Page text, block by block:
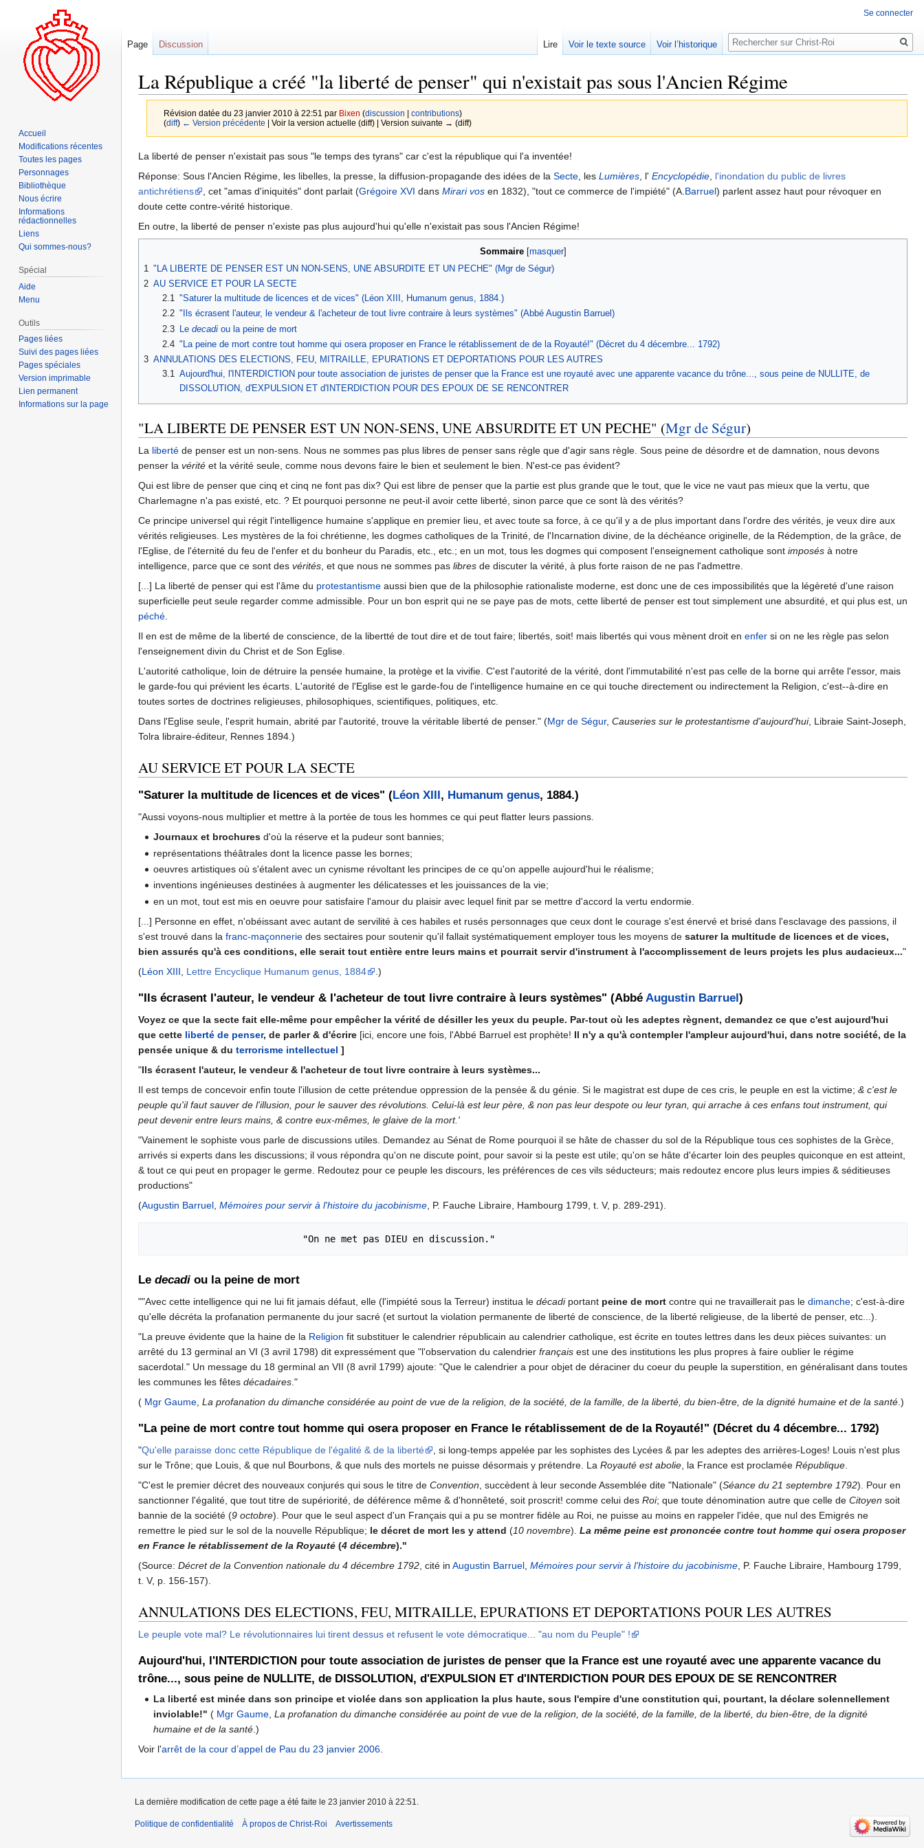
La République a créé "la liberté de penser" qui n'existait pas sous l'Ancien Régime
Révision datée du 23 janvier 2010 à 22:51 par Bixen (discussion contributions)
(diff) ← Version précédente | Voir la version actuelle (diff) | Version suivante → (diff)
Aller
à
navigation
Aller
à
recherche
La liberté de penser n'existait pas sous "le temps des tyrans" car c'est la république qui l'a inventée!
Réponse: Sous l'Ancien Régime, les libelles, la presse, la diffusion-propagande des idées de la Secte , les Lumières , l' Encyclopédie l'inondation du public de livres
antichrétiens
, cet "amas d'iniquités" dont parlait (Grégoire XVI dans Mirari vos en 1832), "tout ce commerce de l'impiété" (A. Barruel) parlent assez haut pour révoquer en
doute cette contre-vérité historique.
En outre, la liberté de penser n'existe pas plus aujourd'hui qu'elle n'existait pas sous l'Ancien Régime!
Sommaire
1 "LA LIBERTE DE PENSER EST UN NON-SENS, UNE ABSURDITE ET UN PECHE" (Mgr de Ségur)
2 AU SERVICE ET POUR LA SECTE
2.1
"Saturer la multitude de licences et de vices" (Léon XIII, Humanum genus, 1884.)
2.2 "Ils écrasent l'auteur, le vendeur & l'acheteur de tout livre contraire à leurs systèmes" (Abbé Augustin Barruel)
2.3 Le decadiou la peine de mort
2.4 "La peine de mort contre tout homme qui osera proposer en France le rétablissement de de la Royauté!" (Décret du 4 décembre... 1792)
3 ANNULATIONS DES ELECTIONS, FEU, MITRAILLE, EPURATIONS ET DEPORTATIONS POUR LES AUTRES
3.1 Aujourd'hui, l'INTERDICTION pour toute association de juristes de penser que la France est une royauté avec une apparente vacance du trône..., sous peine de NULLITE, de
DISSOLUTION, d'EXPULSION ET d'INTERDICTION POUR DES EPOUX DE SE RENCONTRER
"LA LIBERTE DE PENSER EST UN NON-SENS, UNE ABSURDITE ET UN PECHE" (Mgr de Ségur)
La liberté de penser est un non-sens. Nous ne sommes pas plus libres de penser sans règle que d'agir sans règle. Sous peine de désordre et de damnation, nous devons
penser la vérité et la vérité seule, comme nous devons faire le bien et seulement le bien. N'est-ce pas évident?
Qui est libre de penser que cinq et cinq ne font pas dix? Qui est libre de penser que la partie est plus grande que le tout, que le vice ne vaut pas mieux que la vertu, que
Charlemagne n'a pas existé, etc. ? Et pourquoi personne ne peut-il avoir cette liberté, sinon parce que ce sont là des vérités?
Ce principe universel qui régit l'intelligence humaine s'applique en premier lieu, et avec toute sa force, à ce qu'il y a de plus important dans l'ordre des vérités, je veux dire aux
vérités religieuses. Les mystères de la foi chrétienne, les dogmes catholiques de la Trinité, de l'Incarnation divine, de la déchéance originelle, de la Rédemption, de la grâce, de
l'Eglise, de l'éternité du feu de l'enfer et du bonheur du Paradis, etc., etc.; en un mot, tous les dogmes qui composent l'enseignement catholique sont imposés à notre
intelligence, parce que ce sont des vérités , et que nous ne sommes pas libres de discuter la vérité, à plus forte raison de ne pas l'admettre.
[...] La liberté de penser qui est l'âme du protestantisme aussi bien que de la philosophie rationaliste moderne, est donc une de ces impossibilités que la légèreté d'une raison
superficielle peut seule regarder comme admissible. Pour un bon esprit qui ne se paye pas de mots, cette liberté de penser est tout simplement une absurdité, et qui plus est, un
péché
Il en est de même de la liberté de conscience, de la libertté de tout dire et de tout faire; libertés, soit! mais libertés qui vous mènent droit en enfer si on ne les règle pas selon
l'enseignement divin du Christ et de Son Eglise.
L'autorité catholique, loin de détruire la pensée humaine, la protège et la vivifie. C'est l'autorité de la vérité, dont l'immutabilité n'est pas celle de la borne qui arrête l'essor, mais
le garde-fou qui prévient les écarts. L'autorité de l'Eglise est le garde-fou de l'intelligence humaine en ce qui touche directement ou indirectement la Religion, c'est--à-dire en
toutes sortes de doctrines religieuses, philosophiques, scientifiques, politiques, etc.
Dans l'Eglise seule, l'esprit humain, abrité par l'autorité, trouve la véritable liberté de penser." (Mgr de Ségur, Causeries sur le protestantisme d'aujourd'hui, Libraie Saint-Joseph,
Tolra libraire-éditeur, Rennes 1894.)
AU SERVICE ET POUR LA SECTE
"Saturer la multitude de licences et de vices" (Léon XIII , Humanum genus, 1884.)
"Aussi voyons-nous multiplier et mettre à la portée de tous les hommes ce qui peut flatter leurs passions.
Journaux et brochures d'où la réserve et la pudeur sont bannies;
représentations théâtrales dont la licence passe les bornes;
oeuvres artistiques où s'étalent avec un cynisme révoltant les principes de ce qu'on appelle aujourd'hui le réalisme;
inventions ingénieuses destinées à augmenter les délicatesses et les jouissances de la vie;
en un mot, tout est mis en oeuvre pour satisfaire l'amour du plaisir avec lequel finit par se mettre d'accord la vertu endormie.
[...] Personne en effet, n'obéissant avec autant de servilité à ces habiles et rusés personnages que ceux dont le courage s'est énervé et brisé dans l'esclavage des passions, il
s'est trouvé dans la franc-maçonnerie des sectaires pour soutenir qu'il fallait systématiquement employer tous les moyens de saturer la multitude de licences et de vices,
bien assurés qu'à ces conditions, elle serait tout entière entre leurs mains et pourrait servir d'instrument à l'accomplissement de leurs projets les plus audacieux..."
(Léon XIII Lettre Encyclique Humanum genus, 1884 .)
"Ils écrasent l'auteur, le vendeur & l'acheteur de tout livre contraire à leurs systèmes" (Abbé Augustin Barruel )
Voyez ce que la secte fait elle-même pour empêcher la vérité de désiller les yeux du peuple. Par-tout où les adeptes règnent, demandez ce que c'est aujourd'hui
que cette liberté de penser, de parler & d'écrire [ici, encore une fois, l'Abbé Barruel est prophète! Il n'y a qu'à contempler l'ampleur aujourd'hui, dans notre société, de la
pensée unique & du terrorisme intellectuel ]
"Ils écrasent l'auteur, le vendeur & l'acheteur de tout livre contraire à leurs systèmes...
Il est temps de concevoir enfin toute l'illusion de cette prétendue oppression de la pensée & du génie. Si le magistrat est dupe de ces cris, le peuple en est la victime; & c'est le
peuple qu'il faut sauver de l'illusion, pour le sauver des révolutions. Celui-là est leur père, & non pas leur despote ou leur tyran, qui arrache à ces enfans tout instrument, qui
peut devenir entre leurs mains, & contre eux-mêmes, le glaive de la mort.'
"Vainement le sophiste vous parle de discussions utiles. Demandez au Sénat de Rome pourquoi il se hâte de chasser du sol de la République tous ces sophistes de la Grèce,
arrivés si experts dans les discussions; il vous répondra qu'on ne discute point, pour savoir si la peste est utile; qu'on se hâte d'écarter loin des peuples quiconque en est atteint,
& tout ce qui peut en propager le germe. Redoutez pour ce peuple les discours, les préférences de ces vils séducteurs; mais redoutez encore plus leurs impies & séditieuses
productions"
(Augustin Barruel, Mémoires pour servir à l'histoire du jacobinisme, P. Fauche Libraire, Hambourg 1799, t. V, p. 289-291).
Le decadi ou la peine de mort
""Avec cette intelligence qui ne lui fit jamais défaut, elle (l'impiété sous la Terreur) institua le décadiportant peine de mort contre qui ne travaillerait pas le dimanche; c'est-à-dire
qu'elle décréta la profanation permanente du jour sacré (et surtout la violation permanente de liberté de conscience, de la liberté religieuse, de la liberté de penser, etc...).
"La preuve évidente que la haine de la Religion fit substituer le calendrier républicain au calendrier catholique, est écrite en toutes lettres dans les deux pièces suivantes: un
arrêté du 13 germinal an VI (3 avril 1798) dit expressément que "l'observation du calendrier français est une des institutions les plus propres à faire oublier le régime
sacerdotal." Un message du 18 germinal an VII (8 avril 1799) ajoute: "Que le calendrier a pour objet de déraciner du coeur du peuple la superstition, en généralisant dans toutes
les communes les fêtes décadaires ."
( Mgr Gaume La profanation du dimanche considérée au point de vue de la religion, de la société, de la famille, de la liberté, du bien-être, de la dignité humaine et de la santé .)
"La peine de mort contre tout homme qui osera proposer en France le rétablissement de de la Royauté!" (Décret du 4 décembre... 1792)
"Qu'elle paraisse donc cette République de l'égalité & de la liberté
, si long-temps appelée par les sophistes des Lycées & par les adeptes des arrières-Loges! Louis n'est plus
sur le Trône; que Louis, & que nul Bourbons, & que nuls des mortels ne puisse désormais y prétendre. La Royauté est abolie , la France est proclamée République
"C'est le premier décret des nouveaux conjurés qui sous le titre de Convention , succèdent à leur seconde Assemblée dite "Nationale" (Séance du 21 septembre 1792). Pour en
sanctionner l'égalité, que tout titre de supériorité, de déférence même & d'honnêteté, soit proscrit! comme celui des Roi; que toute dénomination autre que celle de Citoyen soit
bannie de la société (9 octobre). Pour que le seul aspect d'un Français qui a pu se montrer fidèle au Roi, ne puisse au moins en rappeler l'idée, que nul des Emigrés ne
remettre le pied sur le sol de la nouvelle République; le décret de mort les y attend (10 novembre). La même peine est prononcée contre tout homme qui osera proposer
en France le rétablissement de la Royauté (4 décembre)."
(Source: Décret de la Convention nationale du 4 décembre 1792 , cité in Augustin Barruel Mémoires pour servir à l'histoire du jacobinisme , P. Fauche Libraire, Hambourg 1799,
t. V, p. 156-157).
ANNULATIONS DES ELECTIONS, FEU, MITRAILLE, EPURATIONS ET DEPORTATIONS POUR LES AUTRES
Le peuple vote mal? Le révolutionnaires lui tirent dessus et refusent le vote démocratique... "au nom du Peuple" !
Aujourd'hui, l'INTERDICTION pour toute association de juristes de penser que la France est une royauté avec une apparente vacance du
trône..., sous peine de NULLITE, de DISSOLUTION, d'EXPULSION ET d'INTERDICTION POUR DES EPOUX DE SE RENCONTRER
La liberté est minée dans son principe et violée dans son application la plus haute, sous l'empire d'une constitution qui, pourtant, la déclare solennellement
inviolable!" ( Mgr Gaume ,La profanation du dimanche considérée au point de vue de la religion, de la société, de la famille, de la liberté, du bien-être, de la dignité
humaine et de la santé .)
Voir l'arrêt de la cour d’appel de Pau du 23 janvier 2006
Se connecter
Page Discussion Lire Voir le texte source Voir l’historique
Rechercher
Accueil
Modifications récentes
Toutes les pages
Personnages
Bibliothèque
Nous écrire
Informations
rédactionnelles
Liens
Qui sommes-nous?
Spécial
Aide
Menu
Outils
Pages liées
Suivi des pages liées
Pages spéciales
Version imprimable
Lien permanent
Informations sur la page
La dernière modification de cette page a été faite le 23 janvier 2010 à 22:51.
Politique de confidentialité À propos de Christ-Roi Avertissements